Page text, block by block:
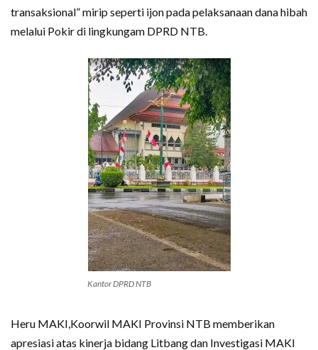
transaksional” mirip seperti ijon pada pelaksanaan dana hibah
melalui Pokir di lingkungam DPRD NTB.
Kantor DPRD NTB
Heru MAKI,Koorwil MAKI Provinsi NTB memberikan
apresiasi atas kinerja bidang Litbang dan Investigasi MAKI